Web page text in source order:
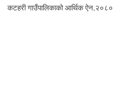
कटहरी गाउँपालिकाको आर्थिक ऐन,२०८०